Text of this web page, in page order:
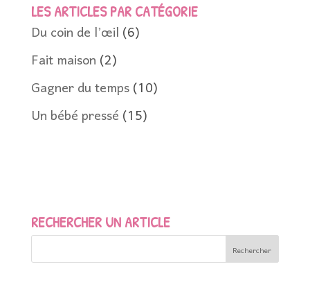
LES ARTICLES PAR CATÉGORIE
Du coin de l’œil(6)
Fait maison(2)
Gagner du temps(10)
Un bébé pressé(15)
RECHERCHER UN ARTICLE